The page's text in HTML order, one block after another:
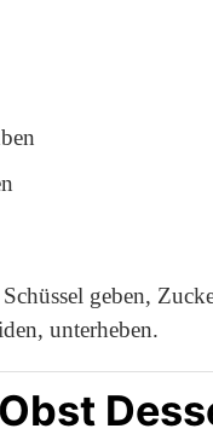
geben,
unterheben.